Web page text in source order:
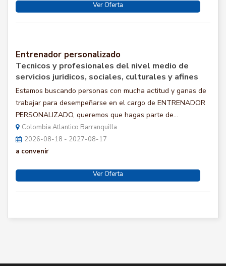
Ver Oferta
Entrenador personalizado
Tecnicos y profesionales del nivel medio de
servicios juridicos, sociales, culturales y afines
Estamos buscando personas con mucha actitud y ganas de
trabajar para desempeñarse en el cargo de ENTRENADOR
PERSONALIZADO, queremos que hagas parte de...
Colombia Atlantico Barranquilla
2026-08-18 - 2027-08-17
a convenir
Ver Oferta